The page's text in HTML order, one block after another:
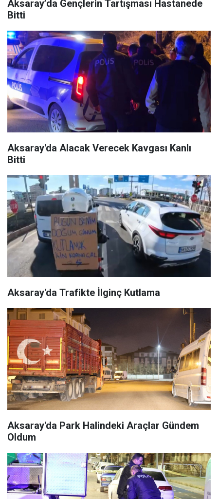
Aksaray’da Gençlerin Tartışması Hastanede
Bitti
Aksaray'da Alacak Verecek Kavgası Kanlı
Bitti
Aksaray'da Trafikte İlginç Kutlama
Aksaray'da Park Halindeki Araçlar Gündem
Oldum